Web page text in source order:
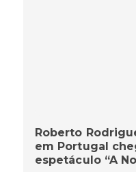
Roberto
em Portugal
espetáculo “A